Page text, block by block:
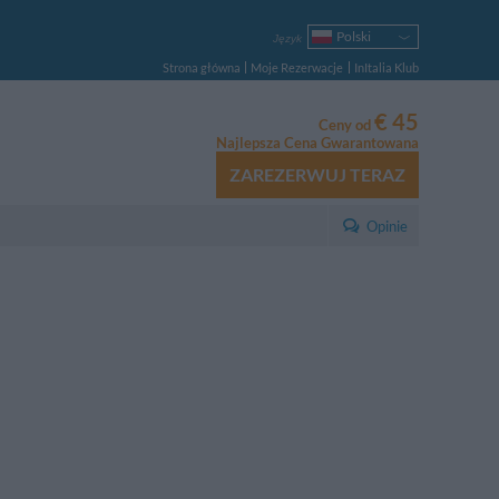
Język
Polski
Italiano
English
Deutsch
Español
Русский
Português
Strona główna Moje Rezerwacje
InItalia Klub
Ceny od€ 45
Najlepsza Cena Gwarantowana
ZAREZERWUJ TERAZ
Opinie